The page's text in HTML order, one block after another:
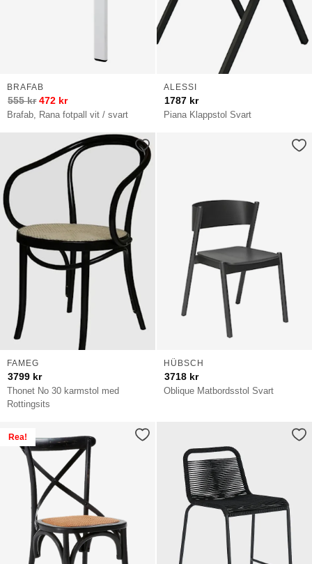
Brafab, Rana fotpall vit / svart
BRAFAB
555kr 472 kr
Piana Klappstol Svart
ALESSI
1787 kr
Thonet No 30 karmstol med
Rottingsits
FAMEG
3799 kr
Oblique Matbordsstol Svart
HÜBSCH
3718 kr
Rea!